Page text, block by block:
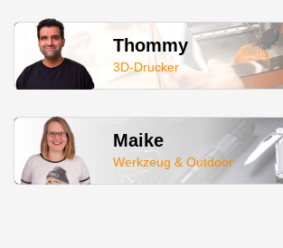
Thommy
3D-Drucker
Maike
Werkzeug & Outdoor